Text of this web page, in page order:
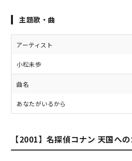
主題歌・曲
アーティスト
小松未歩
曲名
あなたがいるから
【2001】名探偵コナン 天国へ